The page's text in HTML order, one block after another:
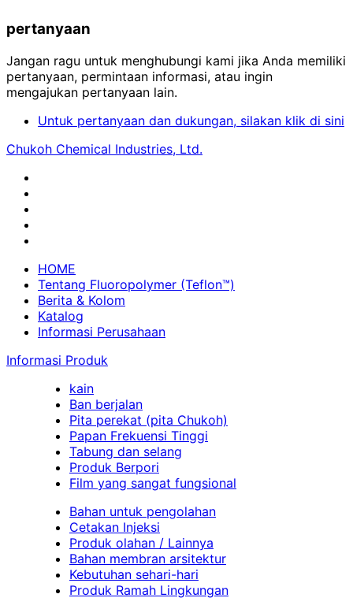
pertanyaan
Jangan ragu untuk menghubungi kami jika Anda memiliki
pertanyaan, permintaan informasi, atau ingin
mengajukan pertanyaan lain.
Untuk pertanyaan dan dukungan, silakan klik di sini
Chukoh Chemical Industries, Ltd.
HOME
Tentang Fluoropolymer (Teflon™)
Berita & Kolom
Katalog
Informasi Perusahaan
Informasi Produk
kain
Ban berjalan
Pita perekat (pita Chukoh)
Papan Frekuensi Tinggi
Tabung dan selang
Produk Berpori
Film yang sangat fungsional
Bahan untuk pengolahan
Cetakan Injeksi
Produk olahan / Lainnya
Bahan membran arsitektur
Kebutuhan sehari-hari
Produk Ramah Lingkungan